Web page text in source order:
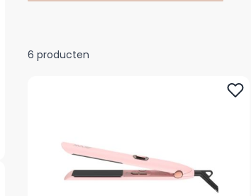
6 producten